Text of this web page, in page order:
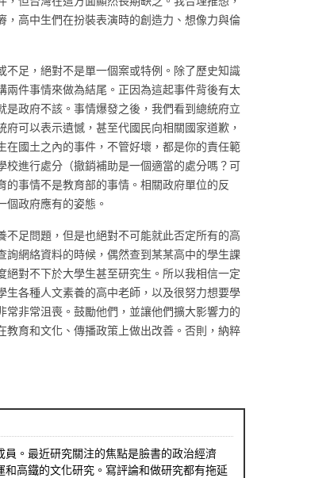
高中生們在扮裝表演時的創造力、想像力與倫
足，絕對不是單一個案或特例。除了歷史知識
件事情來做為結尾。正因為這起事件背後有太
政府不該。事情爆發之後，我們看到總統府立
可以表示遺憾，甚至代國民向相關國家道歉，
國土之內的事件，不管好壞，都是你的責任範
進行處分（撤銷補助是一個適當的處分嗎？可
事情不是教育部的事情。相關政府單位的反
政府應有的姿態。
足問題，但是也絕對不可能就此否定所有的高
網絡資料的時候，偶然查到某某高中的學生課
對不下於大學生甚至研究生。所以我相信一定
各種人文素養的高中老師，以及很努力想要學
非常沮喪。鼓勵他們，並讓他們擴大影響力的
育和文化、傳播政策上做出改善。否則，納粹
。最近研究關注的焦點是臉書的政治經濟
高鐵的文化研究。寫評論和做研究都有拖延